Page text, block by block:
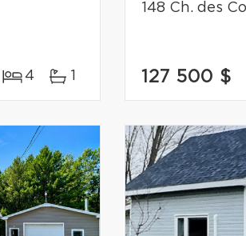
4 1
148 Ch. des
127 500 $